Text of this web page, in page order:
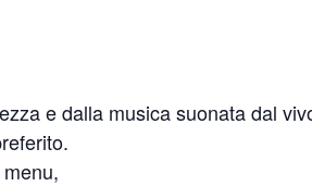
e dalla musica suonata dal